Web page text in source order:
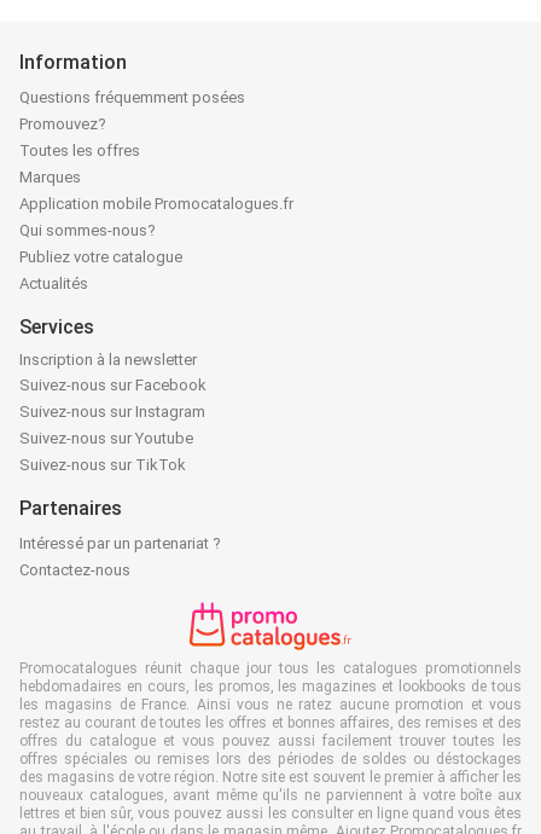
Information
Questions fréquemment posées
Promouvez?
Toutes les offres
Marques
Application mobile Promocatalogues.fr
Qui sommes-nous?
Publiez votre catalogue
Actualités
Services
Inscription à la newsletter
Suivez-nous sur Facebook
Suivez-nous sur Instagram
Suivez-nous sur Youtube
Suivez-nous sur TikTok
Partenaires
Intéressé par un partenariat ?
Contactez-nous
Promocatalogues réunit chaque jour tous les catalogues promotionnels
hebdomadaires en cours, les promos, les magazines et lookbooks de tous
les magasins de France. Ainsi vous ne ratez aucune promotion et vous
restez au courant de toutes les offres et bonnes affaires, des remises et des
offres du catalogue et vous pouvez aussi facilement trouver toutes les
offres spéciales ou remises lors des périodes de soldes ou déstockages
des magasins de votre région. Notre site est souvent le premier à afficher les
nouveaux catalogues, avant même qu'ils ne parviennent à votre boîte aux
lettres et bien sûr, vous pouvez aussi les consulter en ligne quand vous êtes